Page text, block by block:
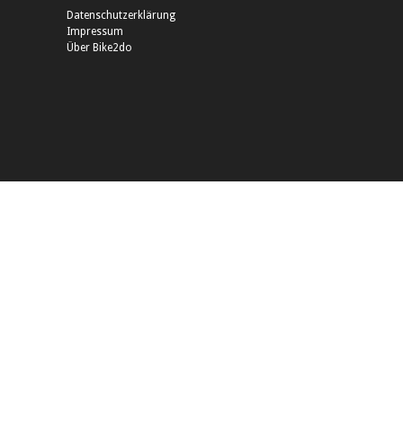
Datenschutzerklärung
Impressum
Über Bike2do